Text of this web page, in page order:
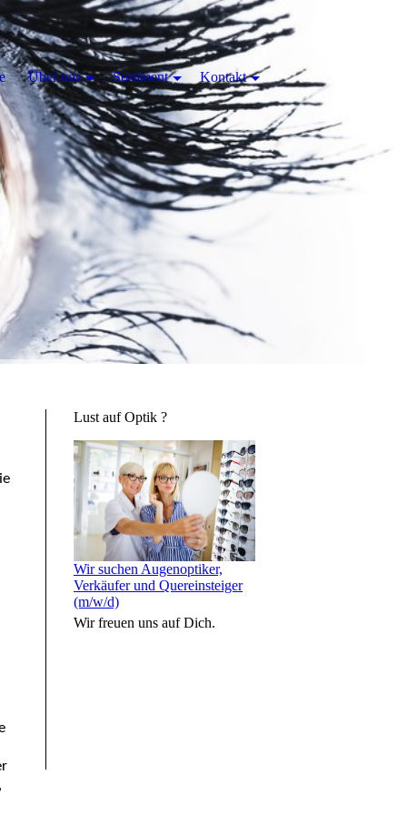
Lust auf Optik ?
Wir suchen Augenoptiker,
Verkäufer und Quereinsteiger
(m/w/d)
Wir freuen uns auf Dich.
Über uns Sortiment Kontakt